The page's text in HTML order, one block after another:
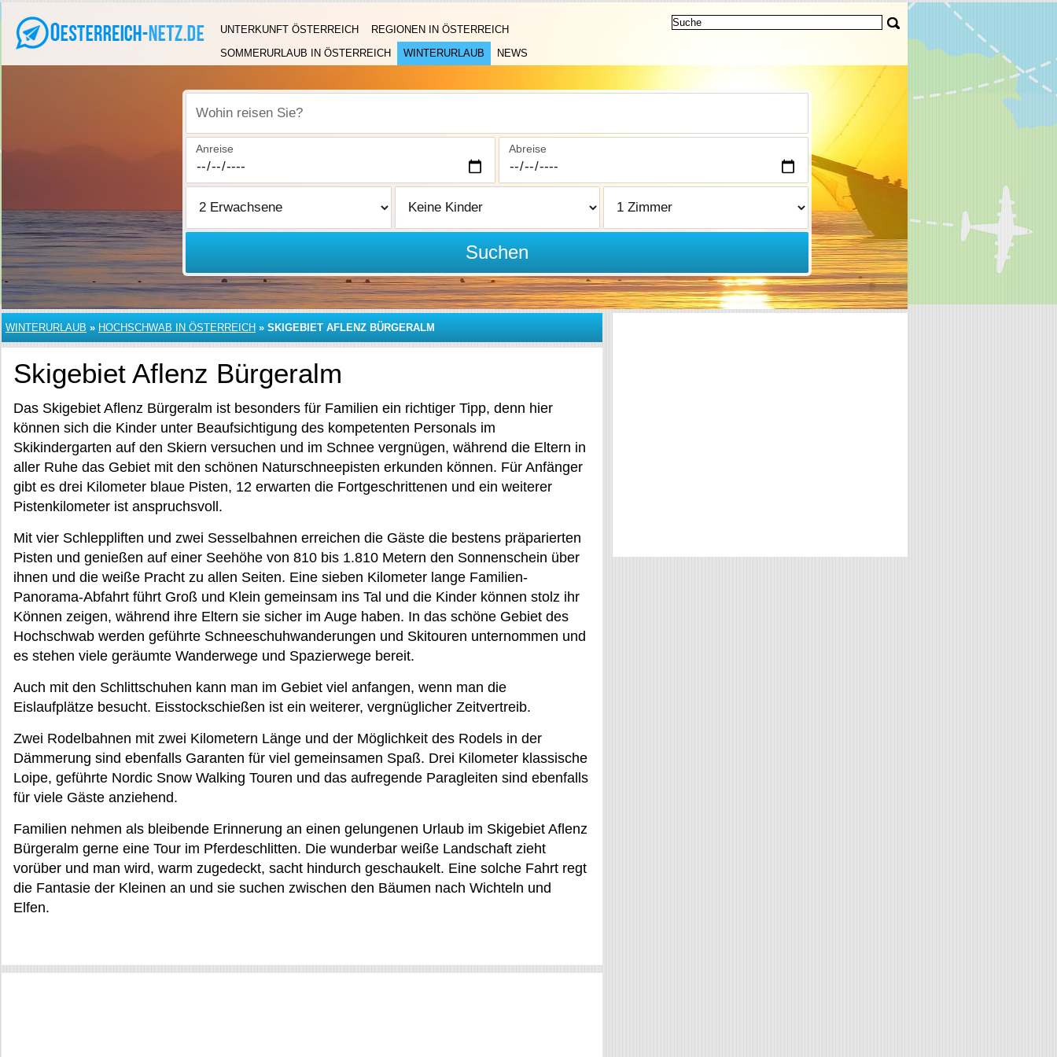
UNTERKUNFT ÖSTERREICH
REGIONEN IN ÖSTERREICH
SOMMERURLAUB IN ÖSTERREICH
WINTERURLAUB NEWS
Wohin reisen Sie?
Anreise Abreise
Suchen
WINTERURLAUB » HOCHSCHWAB IN ÖSTERREICH » SKIGEBIET AFLENZ BÜRGERALM
Skigebiet Aflenz Bürgeralm
Das Skigebiet Aflenz Bürgeralm ist besonders für Familien ein richtiger Tipp, denn hier
können sich die Kinder unter Beaufsichtigung des kompetenten Personals im
Skikindergarten auf den Skiern versuchen und im Schnee vergnügen, während die Eltern in
aller Ruhe das Gebiet mit den schönen Naturschneepisten erkunden können. Für Anfänger
gibt es drei Kilometer blaue Pisten, 12 erwarten die Fortgeschrittenen und ein weiterer
Pistenkilometer ist anspruchsvoll.
Mit vier Schleppliften und zwei Sesselbahnen erreichen die Gäste die bestens präparierten
Pisten und genießen auf einer Seehöhe von 810 bis 1.810 Metern den Sonnenschein über
ihnen und die weiße Pracht zu allen Seiten. Eine sieben Kilometer lange Familien-
Panorama-Abfahrt führt Groß und Klein gemeinsam ins Tal und die Kinder können stolz ihr
Können zeigen, während ihre Eltern sie sicher im Auge haben. In das schöne Gebiet des
Hochschwab werden geführte Schneeschuhwanderungen und Skitouren unternommen und
es stehen viele geräumte Wanderwege und Spazierwege bereit.
Auch mit den Schlittschuhen kann man im Gebiet viel anfangen, wenn man die
Eislaufplätze besucht. Eisstockschießen ist ein weiterer, vergnüglicher Zeitvertreib.
Zwei Rodelbahnen mit zwei Kilometern Länge und der Möglichkeit des Rodels in der
Dämmerung sind ebenfalls Garanten für viel gemeinsamen Spaß. Drei Kilometer klassische
Loipe, geführte Nordic Snow Walking Touren und das aufregende Paragleiten sind ebenfalls
für viele Gäste anziehend.
Familien nehmen als bleibende Erinnerung an einen gelungenen Urlaub im Skigebiet Aflenz
Bürgeralm gerne eine Tour im Pferdeschlitten. Die wunderbar weiße Landschaft zieht
vorüber und man wird, warm zugedeckt, sacht hindurch geschaukelt. Eine solche Fahrt regt
die Fantasie der Kleinen an und sie suchen zwischen den Bäumen nach Wichteln und
Elfen.